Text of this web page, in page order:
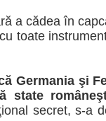
a cădea în
toate
Germania şi
state
secret, s-a